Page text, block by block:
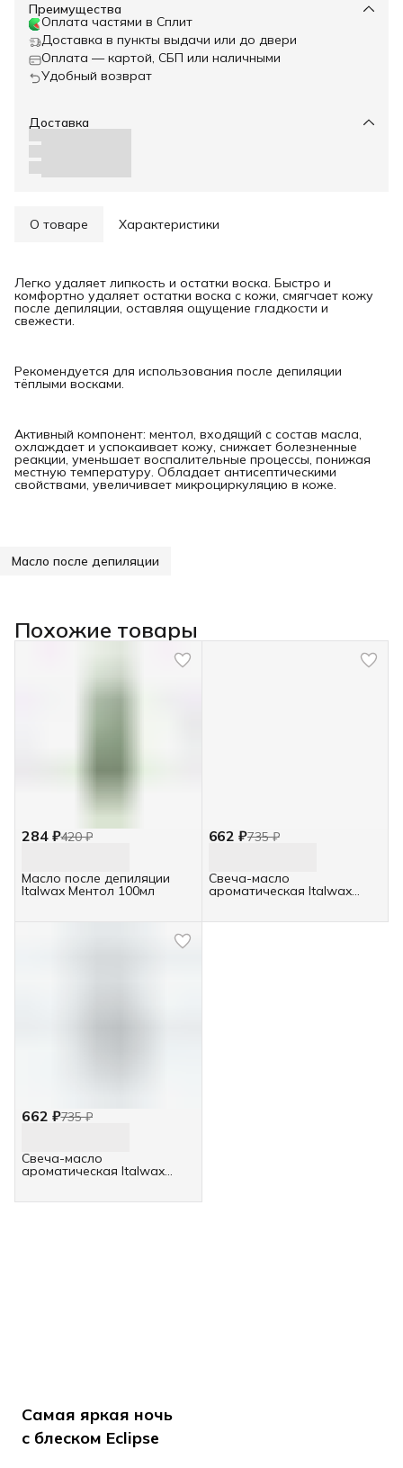
Преимущества
Оплата частями в Сплит
Доставка в пункты выдачи или до двери
Оплата — картой, СБП или наличными
Удобный возврат
Доставка
О товаре Характеристики
Легко удаляет липкость и остатки воска. Быстро и
комфортно удаляет остатки воска с кожи, смягчает кожу
после депиляции, оставляя ощущение гладкости и
свежести.
Рекомендуется для использования после депиляции
тёплыми восками.
Активный компонент: ментол, входящий с состав масла,
охлаждает и успокаивает кожу, снижает болезненные
реакции, уменьшает воспалительные процессы, понижая
местную температуру. Обладает антисептическими
свойствами, увеличивает микроциркуляцию в коже.
Масло после депиляции
Похожие товары
284 ₽420 ₽
Масло после депиляции
Italwax Ментол 100мл
662 ₽735 ₽
Свеча-масло
ароматическая Italwax
662 ₽735 ₽
Свеча-масло
ароматическая Italwax
Самая яркая ночь
с блеском Eclipse